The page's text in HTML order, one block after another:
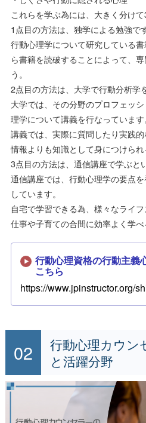
これらを学ぶ為には、大きく分けて
1点目の方法は、独学による勉強で
行動心理学について研究している
ら書籍を読破することによって、
う。
2点目の方法は、大学で行動分析学
大学では、その分野のプロフェッ
理学について講義を行なっています
講義では、実際に質問したり実践
情報よりも知識として身につけられ
3点目の方法は、通信講座で学ぶと
通信講座では、行動心理学の要点
しています。
自宅で学習できる為、様々なライフ
仕事や子育ての合間に効率よく学べ
行動心理資格の行動主義
こちら
https://www.jpinstructor.org/
行動心理カウン
と活躍分野